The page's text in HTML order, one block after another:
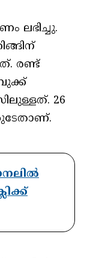
ലഭിച്ചു.
രണ്ട്
26